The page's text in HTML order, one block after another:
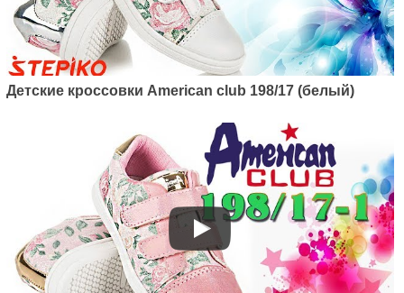
club 120/22 (белый/розовый)
1050грн.
Артикул: 124/22-1
Детские кроссовки Ameriсan club 198/17 (белый)